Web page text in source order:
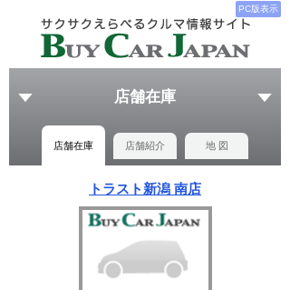
PC版表示
店舗在庫
店舗在庫 店舗紹介 地 図
トラスト新潟 南店